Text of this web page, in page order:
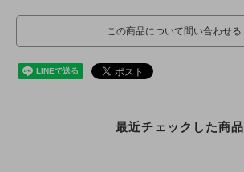
この商品について問い合わせる
最近チェックした商品